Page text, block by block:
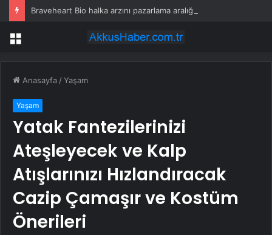
Menü
Anasayfa /Yaşam
Yaşam
Yatak Fantezilerinizi
Ateşleyecek ve Kalp
Atışlarınızı Hızlandıracak
Cazip Çamaşır ve Kostüm
Önerileri